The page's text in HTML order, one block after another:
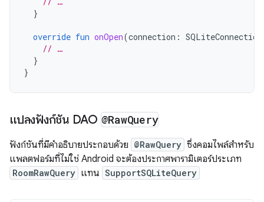
}
override fun onOpen(connection : SQLiteConnection
// …
}
}
แปลงฟังก์ชัน DAO @RawQuery
ฟังก์ชันที่มีคำอธิบายประกอบด้วย @RawQuery ซึ่งคอมไพล์สำหรับ
แพลตฟอร์มที่ไม่ใช่ Android จะต้องประกาศพารามิเตอร์ประเภท
RoomRawQuery แทน SupportSQLiteQuery